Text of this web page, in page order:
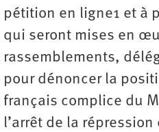
pétition en ligne1 et à
qui seront mises en
rassemblements,
pour dénoncer la
français complice du
l’arrêt de la